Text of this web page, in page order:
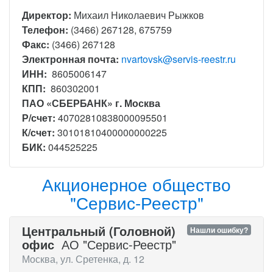
Директор: Михаил Николаевич Рыжков
Телефон: (3466) 267128, 675759
Факс: (3466) 267128
Электронная почта: nvartovsk@servis-reestr.ru
ИНН: 8605006147
КПП: 860302001
ПАО «СБЕРБАНК» г. Москва
Р/счет: 40702810838000095501
К/счет: 30101810400000000225
БИК: 044525225
Акционерное общество
"Сервис-Реестр"
Нашли ошибку?
Центральный (Головной)
офис АО "Сервис-Реестр"
Москва, ул. Сретенка, д. 12